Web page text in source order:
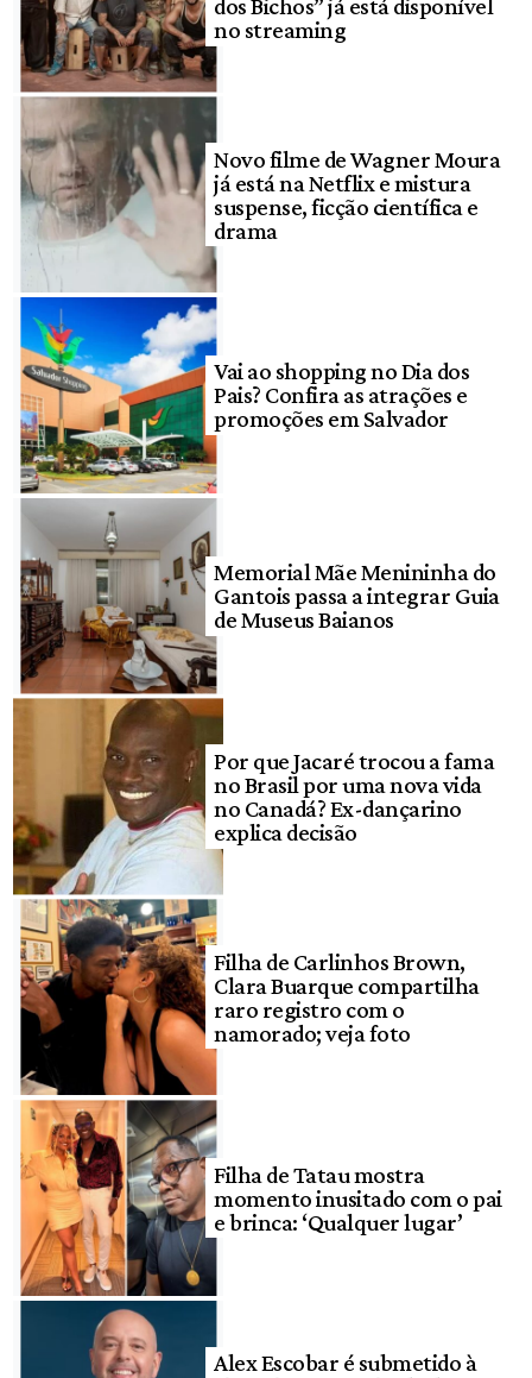
dos Bichos” já está disponível
no streaming
Novo filme de Wagner Moura
já está na Netflix e mistura
suspense, ficção científica e
drama
Vai ao shopping no Dia dos
Pais? Confira as atrações e
promoções em Salvador
Memorial Mãe Menininha do
Gantois passa a integrar Guia
de Museus Baianos
Por que Jacaré trocou a fama
no Brasil por uma nova vida
no Canadá? Ex-dançarino
explica decisão
Filha de Carlinhos Brown,
Clara Buarque compartilha
raro registro com o
namorado; veja foto
Filha de Tatau mostra
momento inusitado com o pai
e brinca: ‘Qualquer lugar’
Alex Escobar é submetido à